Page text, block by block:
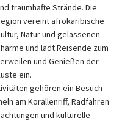
traumhafte Strände. Die
vereint afrokaribische
Natur und gelassenen
und lädt Reisende zum
und Genießen der
ein.
gehören ein Besuch
am Korallenriff, Radfahren
und kulturelle